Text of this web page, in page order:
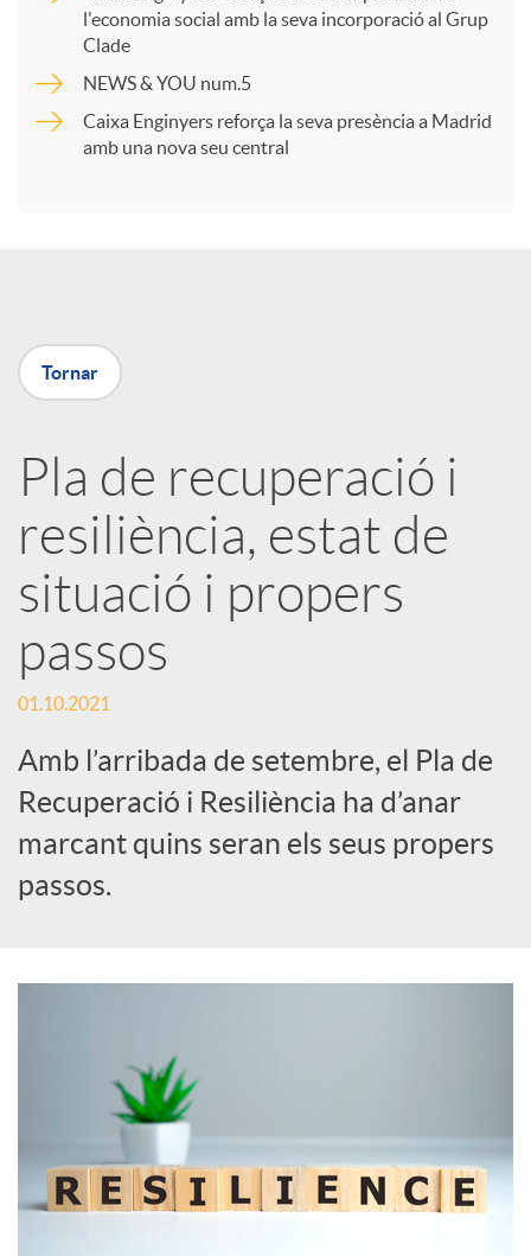
t
a
X
a
r
x
e
s
S
a
l'economia social amb la seva incorporació al Grup
Clade
NEWS & YOU num.5
Caixa Enginyers reforça la seva presència a Madrid
amb una nova seu central
Tornar
Pla de recuperació i
resiliència, estat de
situació i propers
passos
01.10.2021
Amb l’arribada de setembre, el Pla de
Recuperació i Resiliència ha d’anar
marcant quins seran els seus propers
passos.